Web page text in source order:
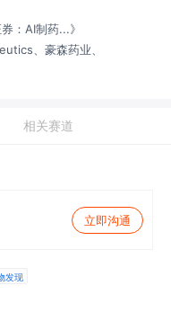
：AI制药...》
、豪森药业、
相关赛道
立即沟通
发现